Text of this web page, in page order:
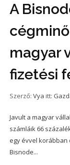
A
magyar
fizetési
Szerző: Vya itt:
Javult a magyar
számláik 66
egy évvel korábban
Bisnode...